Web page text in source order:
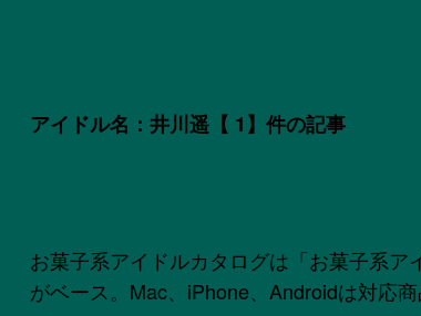
アイドル名：井川遥【 1】件の記事
お菓子系アイドルカタログは「お菓子系
がベース。Mac、iPhone、Androidは対応